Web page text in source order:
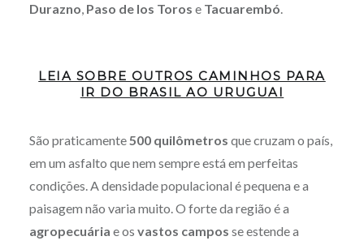
Durazno, Paso de los Toros e Tacuarembó.
LEIA SOBRE OUTROS CAMINHOS PARA
IR DO BRASIL AO URUGUAI
São praticamente500 quilômetros que cruzam o país,
em um asfalto que nem sempre está em perfeitas
condições. A densidade populacional é pequena e a
paisagem não varia muito. O forte da região é a
agropecuária e os vastos campos se estende a